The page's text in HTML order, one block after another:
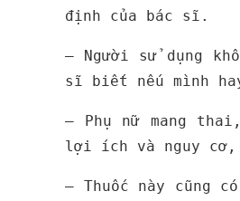
định của bác sĩ.
– Người sử dụng
sĩ biết nếu mình
– Phụ nữ mang
lợi ích và nguy
– Thuốc này cũng